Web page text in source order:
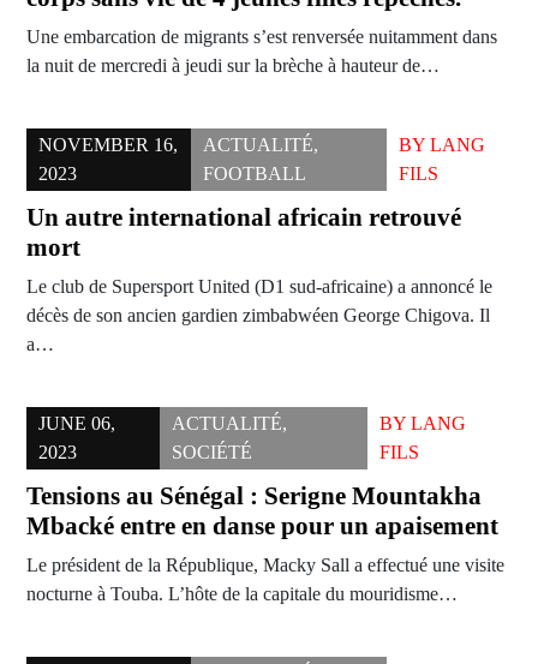
Une embarcation de migrants s’est renversée nuitamment dans
la nuit de mercredi à jeudi sur la brèche à hauteur de…
NOVEMBER 16,
2023
ACTUALITÉ,
FOOTBALL
BYLANG
FILS
Un autre international africain retrouvé
mort
Le club de Supersport United (D1 sud-africaine) a annoncé le
décès de son ancien gardien zimbabwéen George Chigova. Il
a…
JUNE 06,
2023
ACTUALITÉ,
SOCIÉTÉ
BYLANG
FILS
Tensions au Sénégal : Serigne Mountakha
Mbacké entre en danse pour un apaisement
Le président de la République, Macky Sall a effectué une visite
nocturne à Touba. L’hôte de la capitale du mouridisme…